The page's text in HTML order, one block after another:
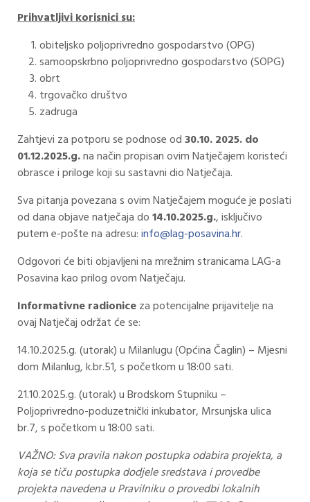
Prihvatljivi korisnici su:
obiteljsko poljoprivredno gospodarstvo (OPG)
samoopskrbno poljoprivredno gospodarstvo (SOPG)
obrt
trgovačko društvo
zadruga
Zahtjevi za potporu se podnose od30.10. 2025. do
01.12.2025.g.na način propisan ovim Natječajem koristeći
obrasce i priloge koji su sastavni dio Natječaja.
Sva pitanja povezana s ovim Natječajem moguće je poslati
od dana objave natječaja do14.10.2025.g., isključivo
putem e-pošte na adresu:info@lag-posavina.hr.
Odgovori će biti objavljeni na mrežnim stranicama LAG-a
Posavina kao prilog ovom Natječaju.
Informativne radioniceza potencijalne prijavitelje na
ovaj Natječaj održat će se:
14.10.2025.g. (utorak) u Milanlugu (Općina Čaglin) – Mjesni
dom Milanlug, k.br.51, s početkom u 18:00 sati.
21.10.2025.g. (utorak) u Brodskom Stupniku –
Poljoprivredno-poduzetnički inkubator, Mrsunjska ulica
br.7, s početkom u 18:00 sati.
VAŽNO: Sva pravila nakon postupka odabira projekta, a
koja se tiču postupka dodjele sredstava i provedbe
projekta navedena u Pravilniku o provedbi lokalnih